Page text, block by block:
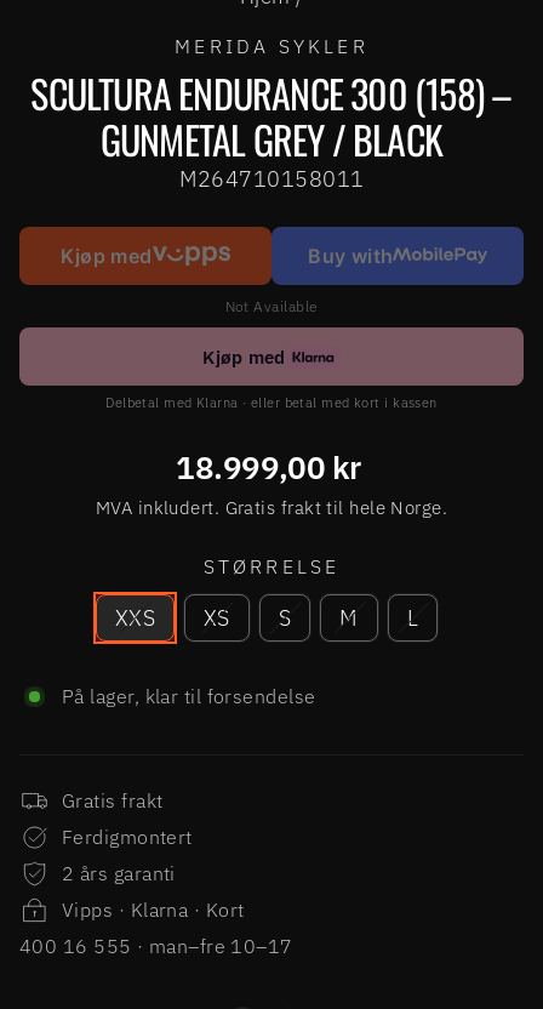
MERIDA SYKLER
SCULTURA ENDURANCE 300 (158) –
GUNMETAL GREY / BLACK
M264710158011
Kjøp med Buy with
Not Available
Kjøp med
Delbetal med Klarna · eller betal med kort i kassen
Ordinær
18.999,00 kr
MVA inkludert. Gratis frakt til hele Norge.
STØRRELSE
XXS XS S M L
På lager, klar til forsendelse
Gratis frakt
Ferdigmontert
2 års garanti
Vipps · Klarna · Kort
400 16 555 · man–fre 10–17